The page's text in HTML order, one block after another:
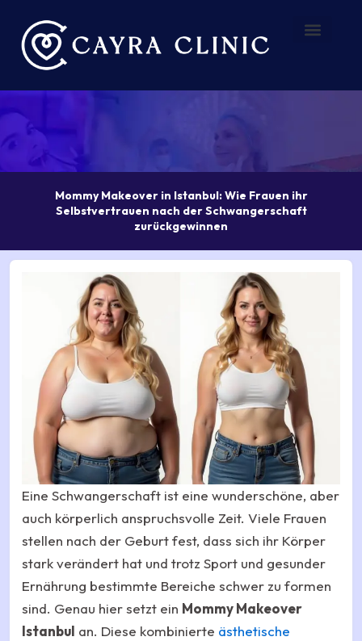
Inhalt
springen
Mommy Makeover in Istanbul: Wie Frauen ihr
Selbstvertrauen nach der Schwangerschaft
zurückgewinnen
Eine Schwangerschaft ist eine wunderschöne, aber
auch körperlich anspruchsvolle Zeit. Viele Frauen
stellen nach der Geburt fest, dass sich ihr Körper
stark verändert hat und trotz Sport und gesunder
Ernährung bestimmte Bereiche schwer zu formen
sind. Genau hier setzt ein Mommy Makeover
Istanbul an. Diese kombinierte ästhetische